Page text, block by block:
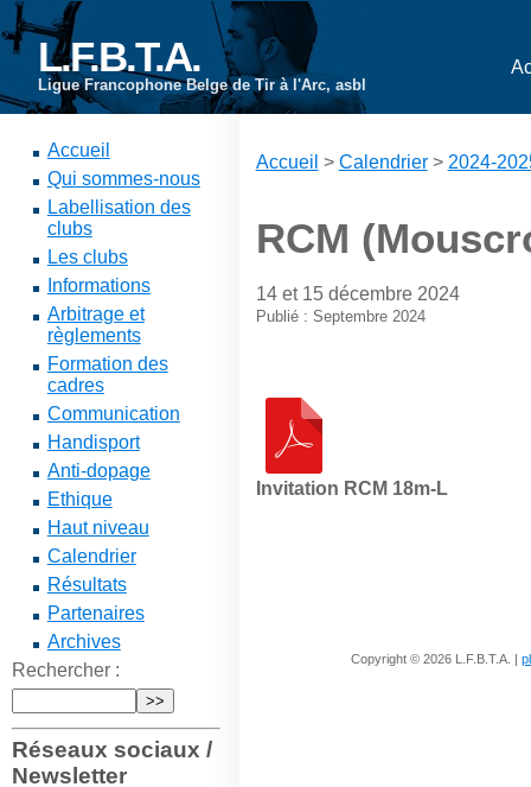
L.F.B.T.A.
Ligue Francophone Belge de Tir à l'Arc, asbl
Accueil
Qui sommes-nous
Labellisation des
clubs
Les clubs
Informations
Arbitrage et
règlements
Formation des
cadres
Communication
Handisport
Anti-dopage
Ethique
Haut niveau
Calendrier
Résultats
Partenaires
Archives
Rechercher :
Réseaux sociaux /
Newsletter
Accueil > Calendrier> 2024-
RCM
14 et 15 décembre 2024
Publié : Septembre 2024
Invitation RCM 18m-L
Copyright © 2026 L.F.B.T.A. |